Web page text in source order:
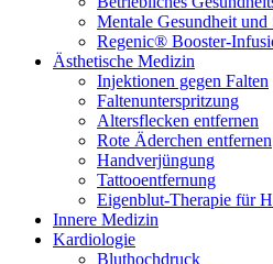
Mentale Gesundheit und
Regenic® Booster-
Ästhetische Medizin
Injektionen gegen Falten
Faltenunterspritzung
Altersflecken entfernen
Rote Äderchen entfernen
Handverjüngung
Tattooentfernung
Eigenblut-Therapie für
Innere Medizin
Kardiologie
Bluthochdruck